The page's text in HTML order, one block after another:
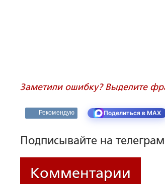
Заметили ошибку? Выделите
Рекомендую Поделиться в MAX
Подписывайте на
Комментарии